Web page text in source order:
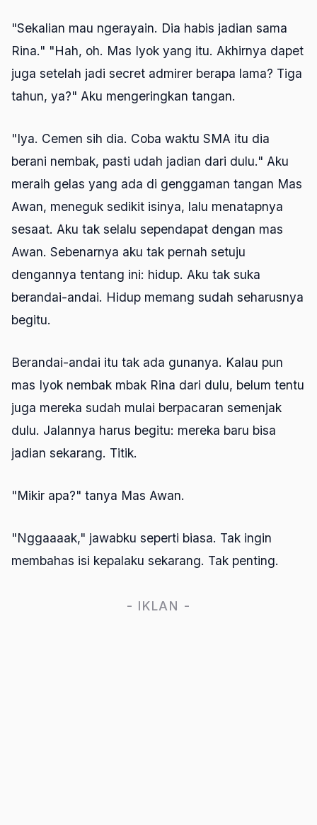
"Sekalian mau ngerayain. Dia habis jadian sama
Rina." "Hah, oh. Mas Iyok yang itu. Akhirnya dapet
juga setelah jadi secret admirer berapa lama? Tiga
tahun, ya?" Aku mengeringkan tangan.
"Iya. Cemen sih dia. Coba waktu SMA itu dia
berani nembak, pasti udah jadian dari dulu." Aku
meraih gelas yang ada di genggaman tangan Mas
Awan, meneguk sedikit isinya, lalu menatapnya
sesaat. Aku tak selalu sependapat dengan mas
Awan. Sebenarnya aku tak pernah setuju
dengannya tentang ini: hidup. Aku tak suka
berandai-andai. Hidup memang sudah seharusnya
begitu.
Berandai-andai itu tak ada gunanya. Kalau pun
mas Iyok nembak mbak Rina dari dulu, belum tentu
juga mereka sudah mulai berpacaran semenjak
dulu. Jalannya harus begitu: mereka baru bisa
jadian sekarang. Titik.
"Mikir apa?" tanya Mas Awan.
"Nggaaaak," jawabku seperti biasa. Tak ingin
membahas isi kepalaku sekarang. Tak penting.
- IKLAN -